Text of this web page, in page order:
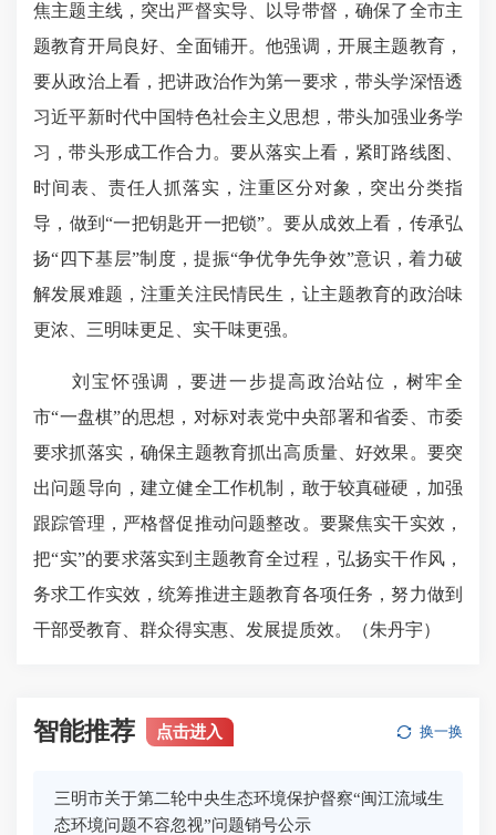
焦主题主线，突出严督实导、以导带督，确保了全市主
题教育开局良好、全面铺开。他强调，开展主题教育，
要从政治上看，把讲政治作为第一要求，带头学深悟透
习近平新时代中国特色社会主义思想，带头加强业务学
习，带头形成工作合力。要从落实上看，紧盯路线图、
时间表、责任人抓落实，注重区分对象，突出分类指
导，做到“一把钥匙开一把锁”。要从成效上看，传承弘
扬“四下基层”制度，提振“争优争先争效”意识，着力破
解发展难题，注重关注民情民生，让主题教育的政治味
更浓、三明味更足、实干味更强。
刘宝怀强调，要进一步提高政治站位，树牢全
市“一盘棋”的思想，对标对表党中央部署和省委、市委
要求抓落实，确保主题教育抓出高质量、好效果。要突
出问题导向，建立健全工作机制，敢于较真碰硬，加强
跟踪管理，严格督促推动问题整改。要聚焦实干实效，
把“实”的要求落实到主题教育全过程，弘扬实干作风，
务求工作实效，统筹推进主题教育各项任务，努力做到
干部受教育、群众得实惠、发展提质效。（朱丹宇）
智能推荐 点击进入 换一换
三明市关于第二轮中央生态环境保护督察“闽江流域生
态环境问题不容忽视”问题销号公示